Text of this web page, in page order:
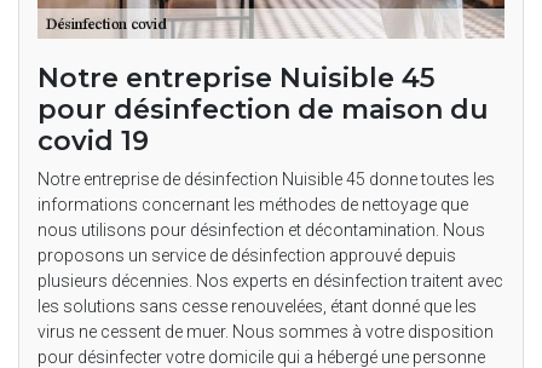
Notre entreprise Nuisible 45
pour désinfection de maison du
covid 19
Notre entreprise de désinfection Nuisible 45 donne toutes les
informations concernant les méthodes de nettoyage que
nous utilisons pour désinfection et décontamination. Nous
proposons un service de désinfection approuvé depuis
plusieurs décennies. Nos experts en désinfection traitent avec
les solutions sans cesse renouvelées, étant donné que les
virus ne cessent de muer. Nous sommes à votre disposition
pour désinfecter votre domicile qui a hébergé une personne